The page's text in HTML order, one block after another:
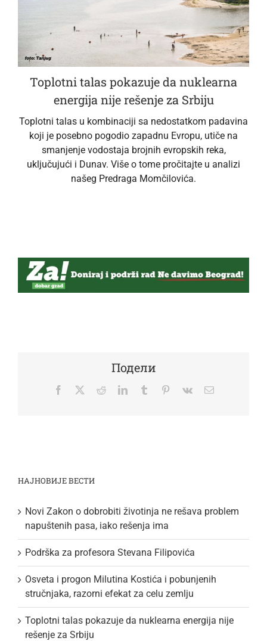
Toplotni talas pokazuje da nuklearna
energija nije rešenje za Srbiju
Toplotni talas u kombinaciji sa nedostatkom padavina
koji je posebno pogodio zapadnu Evropu, utiče na
smanjenje vodostaja brojnih evropskih reka,
uključujući i Dunav. Više o tome pročitajte u analizi
našeg Predraga Momčilovića.
Подели
Facebook
TwitterRedditLinkedInTumblr Pinterest
Vk Email
НАЈНОВИЈЕ ВЕСТИ
Novi Zakon o dobrobiti životinja ne rešava problem
napuštenih pasa, iako rešenja ima
Podrška za profesora Stevana Filipovića
Osveta i progon Milutina Kostića i pobunjenih
stručnjaka, razorni efekat za celu zemlju
Toplotni talas pokazuje da nuklearna energija nije
rešenje za Srbiju